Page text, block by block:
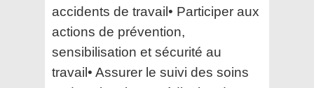
accidents de travail• Participer aux
actions de prévention,
sensibilisation et sécurité au
travail• Assurer le suivi des soins